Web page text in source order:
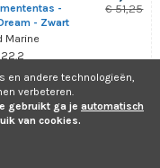
-
- Zwart
Marine
€ 51,25
en andere technologieën,
verbeteren.
gebruikt ga je automatisch
van cookies.